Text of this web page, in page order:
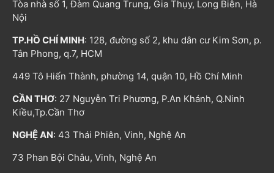
Tòa nhà số 1, Đàm Quang Trung, Gia Thụy, Long Biên, Hà
Nội
TP.HỒ CHÍ MINH: 128, đường số 2, khu dân cư Kim Sơn, p.
Tân Phong, q.7, HCM
449 Tô Hiến Thành, phường 14, quận 10, Hồ Chí Minh
CẦN THƠ: 27 Nguyễn Tri Phương, P.An Khánh, Q.Ninh
Kiều,Tp.Cần Thơ
NGHỆ AN: 43 Thái Phiên, Vinh, Nghệ An
73 Phan Bội Châu, Vinh, Nghệ An